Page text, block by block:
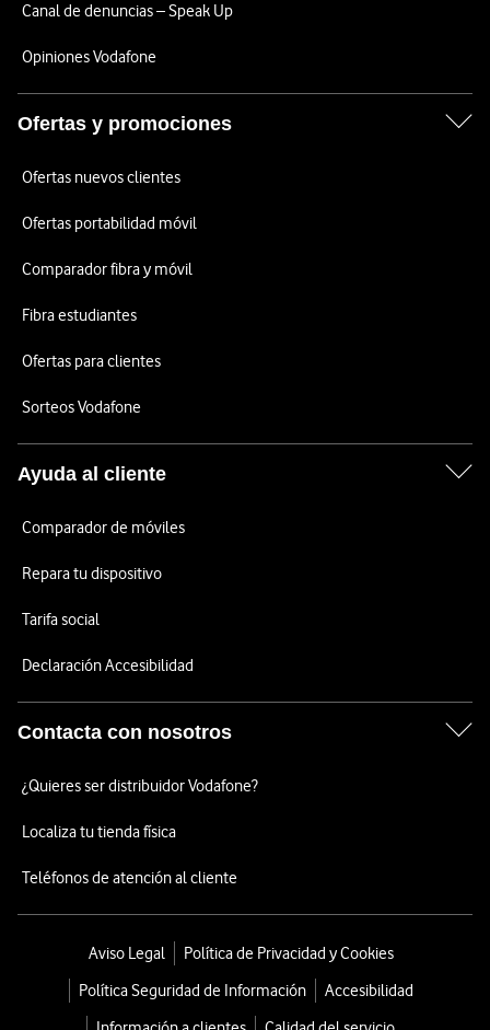
Canal de denuncias – Speak Up
Opiniones Vodafone
Ofertas y promociones
Ofertas nuevos clientes
Ofertas portabilidad móvil
Comparador fibra y móvil
Fibra estudiantes
Ofertas para clientes
Sorteos Vodafone
Ayuda al cliente
Comparador de móviles
Repara tu dispositivo
Tarifa social
Declaración Accesibilidad
Contacta con nosotros
¿Quieres ser distribuidor Vodafone?
Localiza tu tienda física
Teléfonos de atención al cliente
Aviso Legal
Política de Privacidad y Cookies
Política Seguridad de Información
Accesibilidad